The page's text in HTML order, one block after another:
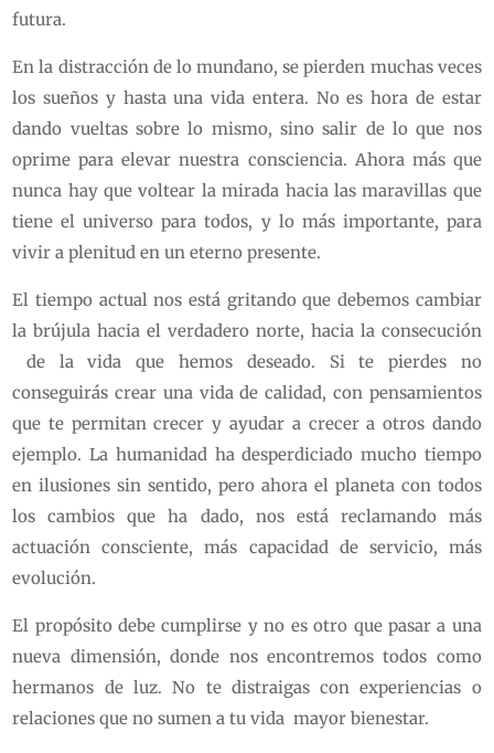
futura.
En la distracción de lo mundano, se pierden muchas veces
los sueños y hasta una vida entera. No es hora de estar
dando vueltas sobre lo mismo, sino salir de lo que nos
oprime para elevar nuestra consciencia. Ahora más que
nunca hay que voltear la mirada hacia las maravillas que
tiene el universo para todos, y lo más importante, para
vivir a plenitud en un eterno presente.
El tiempo actual nos está gritando que debemos cambiar
la brújula hacia el verdadero norte, hacia la consecución
de la vida que hemos deseado. Si te pierdes no
conseguirás crear una vida de calidad, con pensamientos
que te permitan crecer y ayudar a crecer a otros dando
ejemplo. La humanidad ha desperdiciado mucho tiempo
en ilusiones sin sentido, pero ahora el planeta con todos
los cambios que ha dado, nos está reclamando más
actuación consciente, más capacidad de servicio, más
evolución.
El propósito debe cumplirse y no es otro que pasar a una
nueva dimensión, donde nos encontremos todos como
hermanos de luz. No te distraigas con experiencias o
relaciones que no sumen a tu vida mayor bienestar.